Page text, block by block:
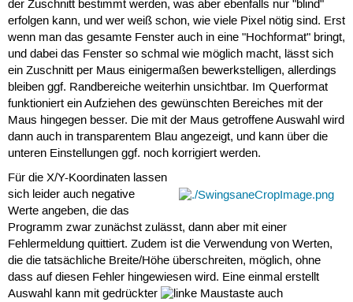
der Zuschnitt bestimmt werden, was aber ebenfalls nur "blind"
erfolgen kann, und wer weiß schon, wie viele Pixel nötig sind. Erst
wenn man das gesamte Fenster auch in eine "Hochformat" bringt,
und dabei das Fenster so schmal wie möglich macht, lässt sich
ein Zuschnitt per Maus einigermaßen bewerkstelligen, allerdings
bleiben ggf. Randbereiche weiterhin unsichtbar. Im Querformat
funktioniert ein Aufziehen des gewünschten Bereiches mit der
Maus hingegen besser. Die mit der Maus getroffene Auswahl wird
dann auch in transparentem Blau angezeigt, und kann über die
unteren Einstellungen ggf. noch korrigiert werden.
Für die X/Y-Koordinaten lassen
sich leider auch negative
Werte angeben, die das
Programm zwar zunächst zulässt, dann aber mit einer
Fehlermeldung quittiert. Zudem ist die Verwendung von Werten,
die die tatsächliche Breite/Höhe überschreiten, möglich, ohne
dass auf diesen Fehler hingewiesen wird. Eine einmal erstellt
Auswahl kann mit gedrückter
auch